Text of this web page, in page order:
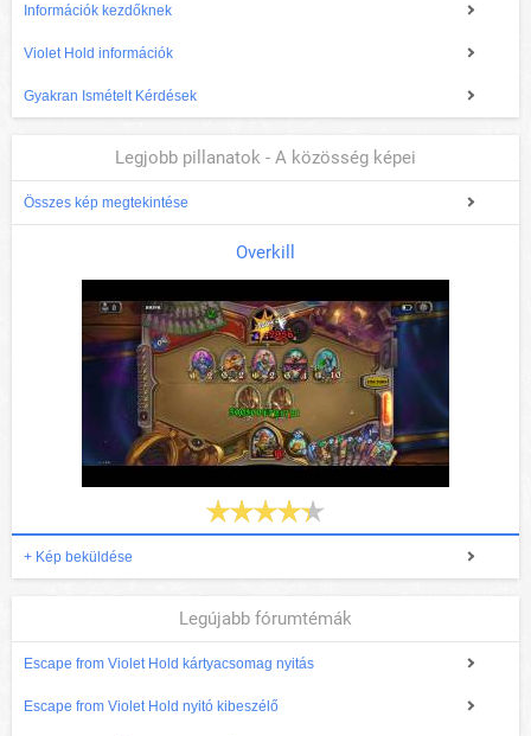
Információk kezdőknek
Violet Hold információk
Gyakran Ismételt Kérdések
Legjobb pillanatok - A közösség képei
Összes kép megtekintése
Overkill
+ Kép beküldése
Legújabb fórumtémák
Escape from Violet Hold kártyacsomag nyitás
Escape from Violet Hold nyitó kibeszélő